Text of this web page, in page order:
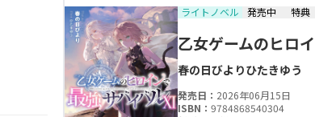
ライトノベル 発売中 特典
乙女ゲームのヒロ
春の日びよりひたきゆう
発売日： 2026年06月15日
ISBN： 9784868540304